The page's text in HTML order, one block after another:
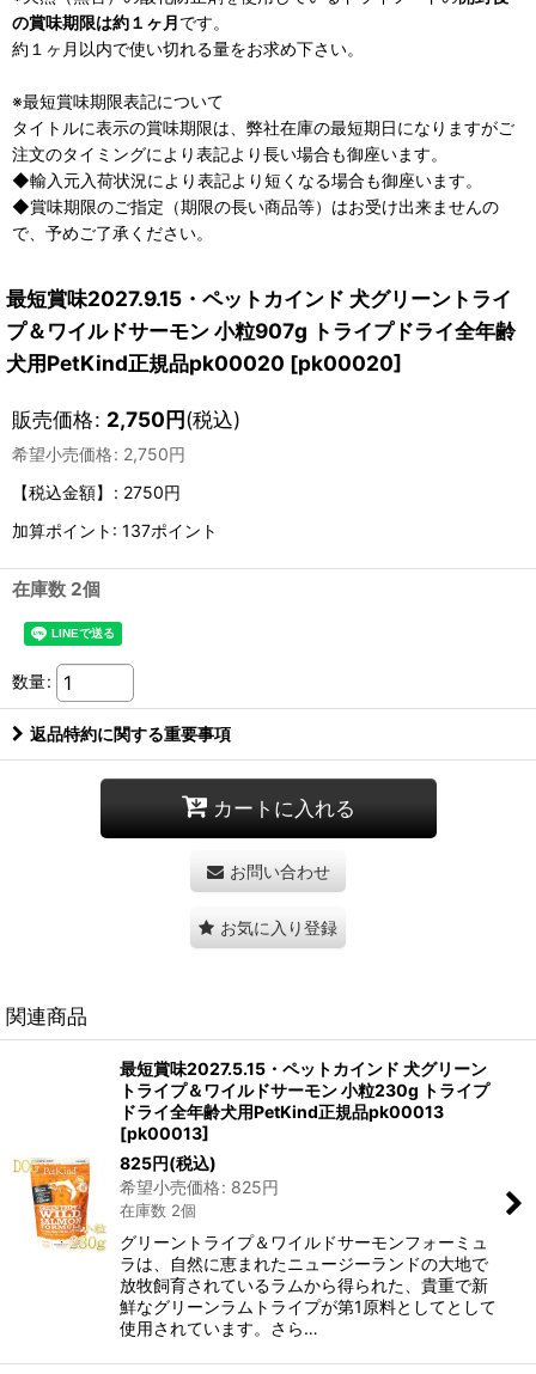
の賞味期限は約１ヶ月です。
約１ヶ月以内で使い切れる量をお求め下さい。
※最短賞味期限表記について
タイトルに表示の賞味期限は、弊社在庫の最短期日になりますがご
注文のタイミングにより表記より長い場合も御座います。
◆輸入元入荷状況により表記より短くなる場合も御座います。
◆賞味期限のご指定（期限の長い商品等）はお受け出来ませんの
で、予めご了承ください。
最短賞味2027.9.15・ペットカインド 犬グリーントライ
プ＆ワイルドサーモン 小粒907g トライプドライ全年齢
犬用PetKind正規品pk00020 [pk00020]
販売価格: 2,750円(税込)
希望小売価格: 2,750円
【税込金額】
: 2750円
加算ポイント: 137ポイント
在庫数 2個
数量:
返品特約に関する重要事項
カートに入れる
お問い合わせ
お気に入り登録
関連商品
最短賞味2027.5.15・ペットカインド 犬グリーン
トライプ＆ワイルドサーモン 小粒230g トライプ
ドライ全年齢犬用PetKind正規品pk00013
[pk00013]
825円(税込)
希望小売価格: 825円
在庫数 2個
グリーントライプ＆ワイルドサーモンフォーミュ
ラは、自然に恵まれたニュージーランドの大地で
放牧飼育されているラムから得られた、貴重で新
鮮なグリーンラムトライプが第1原料としてとして
使用されています。さら…